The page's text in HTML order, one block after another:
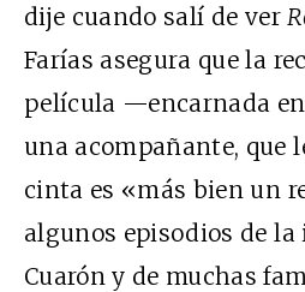
dije cuando salí de ver
Farías asegura que la
película —encarnada
una acompañante, que
cinta es «más bien un
algunos episodios de la
Cuarón y de muchas